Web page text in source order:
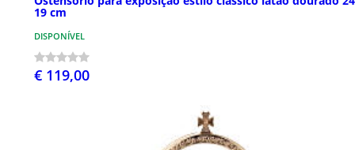
19 cm
DISPONÍVEL
€ 119,00